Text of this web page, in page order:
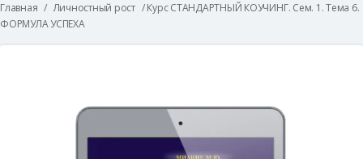
Главная / Личностный рост / Курс СТАНДАРТНЫЙ КОУЧИНГ. Сем. 1. Тема 6.
ФОРМУЛА УСПЕХА